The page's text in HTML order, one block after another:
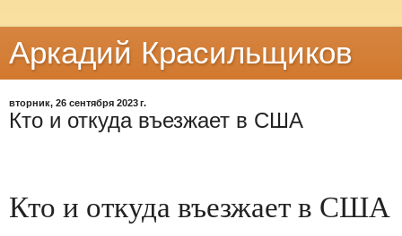
Аркадий Красильщиков
вторник, 26 сентября 2023 г.
Кто и откуда въезжает в США
Кто и откуда въезжает в США